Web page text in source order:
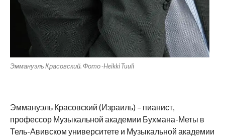
Эммануэль Красовский. Фото -Heikki Tuuli
Эммануэль Красовский (Израиль) – пианист,
профессор Музыкальной академии Бухмана-Меты в
Тель-Авивском университете и Музыкальной академии